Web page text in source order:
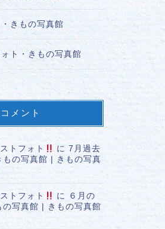
きもの写真館
ト・きもの写真館
メント
トフォト に7月過去
もの写真館 | きもの写真
トフォト に
６月の
の写真館 | きもの写真館